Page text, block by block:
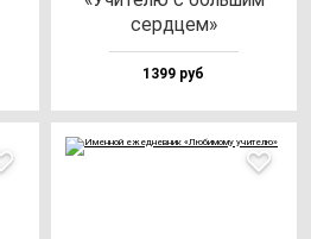
сер­дцем»
1399 руб